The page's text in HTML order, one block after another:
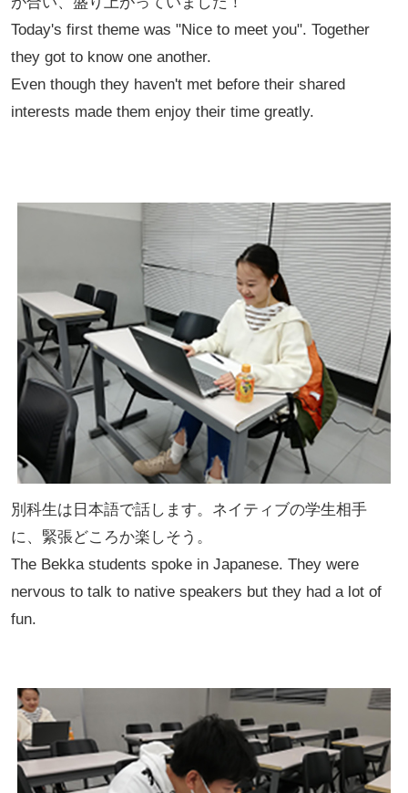
Today's first theme was "Nice to meet you". Together
they got to know one another.
Even though they haven't met before their shared
interests made them enjoy their time greatly.
別科生は日本語で話します。ネイティブの学生相手
に、緊張どころか楽しそう。
The Bekka students spoke in Japanese. They were
nervous to talk to native speakers but they had a lot of
fun.